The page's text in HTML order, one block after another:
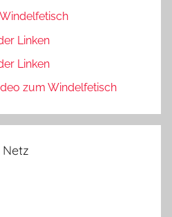
Linken
Linken
zum Windelfetisch